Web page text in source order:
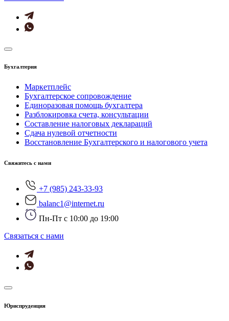
Бухгалтерия
Маркетплейс
Бухгалтерское сопровождение
Единоразовая помощь бухгалтера
Разблокировка счета, консультации
Составление налоговых деклараций
Сдача нулевой отчетности
Восстановление Бухгалтерского и налогового учета
Свяжитесь с нами
+7 (985) 243-33-93
balanc1@internet.ru
Пн-Пт с 10:00 до 19:00
Cвязаться с нами
Юриспруденция